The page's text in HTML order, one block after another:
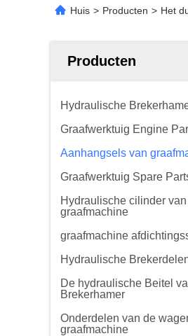
Huis > Producten > Het
Producten
Hydraulische
Graafwerktuig Engine
Aanhangsels van
Graafwerktuig Spare
Hydraulische cilinder
graafmachine
graafmachine
Hydraulische
De hydraulische Beitel
Brekerhamer
Onderdelen van de
graafmachine